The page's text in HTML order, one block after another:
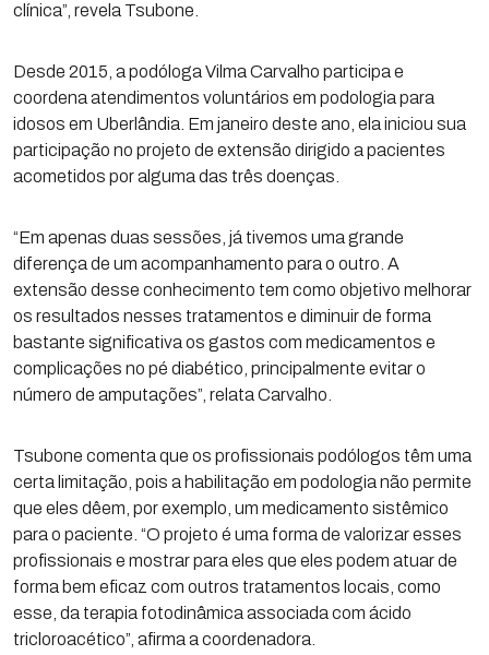
clínica”, revela Tsubone.
Desde 2015, a podóloga Vilma Carvalho participa e
coordena atendimentos voluntários em podologia para
idosos em Uberlândia. Em janeiro deste ano, ela iniciou sua
participação no projeto de extensão dirigido a pacientes
acometidos por alguma das três doenças.
“Em apenas duas sessões, já tivemos uma grande
diferença de um acompanhamento para o outro. A
extensão desse conhecimento tem como objetivo melhorar
os resultados nesses tratamentos e diminuir de forma
bastante significativa os gastos com medicamentos e
complicações no pé diabético, principalmente evitar o
número de amputações”, relata Carvalho.
Tsubone comenta que os profissionais podólogos têm uma
certa limitação, pois a habilitação em podologia não permite
que eles dêem, por exemplo, um medicamento sistêmico
para o paciente. “O projeto é uma forma de valorizar esses
profissionais e mostrar para eles que eles podem atuar de
forma bem eficaz com outros tratamentos locais, como
esse, da terapia fotodinâmica associada com ácido
tricloroacético”, afirma a coordenadora.